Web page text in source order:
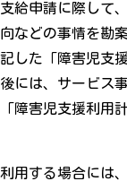
給申請に際して
などの事情を勘
した「障害児支
には、サービス
障害児支援利用
用する場合には